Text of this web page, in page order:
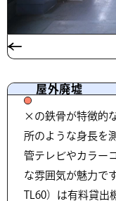
屋外廃墟
×の鉄骨が特徴的
所のような身長を
管テレビやカラー
な雰囲気が魅力で
TL60）は有料貸